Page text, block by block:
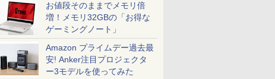
お値段そのままでメモリ倍
増！メモリ32GBの「お得な
ゲーミングノート」
Amazon プライムデー過去最
安! Anker注目プロジェクタ
ー3モデルを使ってみた